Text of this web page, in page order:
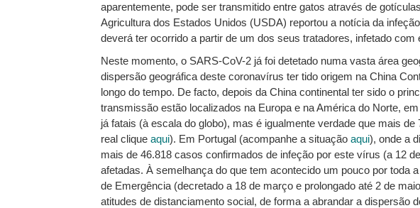
aparentemente, pode ser transmitido entre gatos através de
Agricultura dos Estados Unidos (USDA) reportou a notícia da
deverá ter ocorrido a partir de um dos seus tratadores, infetado
Neste momento, o SARS-CoV-2 já foi detetado numa vasta área
dispersão geográfica deste coronavírus ter tido origem na China
longo do tempo. De facto, depois da China continental ter sido o
transmissão estão localizados na Europa e na América do Norte,
já fatais (à escala do globo), mas é igualmente verdade que mais
real clique aqui). Em Portugal (acompanhe a situação aqui), onde a
mais de 46.818 casos confirmados de infeção por este vírus (a 12
afetadas. À semelhança do que tem acontecido um pouco por toda
de Emergência (decretado a 18 de março e prolongado até 2 de
atitudes de distanciamento social, de forma a abrandar a dispersão